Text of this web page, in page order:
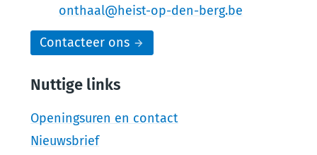
E-mailonthaal@heist-op-den-berg.be
Contacteer ons
Nuttige links
Openingsuren en contact
Nieuwsbrief